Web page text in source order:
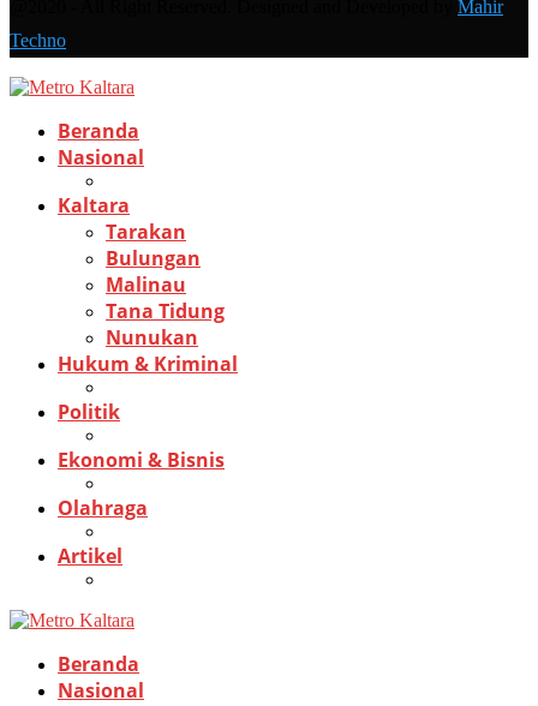
Mahir
Techno
Beranda
Nasional
Kaltara
Tarakan
Bulungan
Malinau
Tana Tidung
Nunukan
Hukum & Kriminal
Politik
Ekonomi & Bisnis
Olahraga
Artikel
Beranda
Nasional